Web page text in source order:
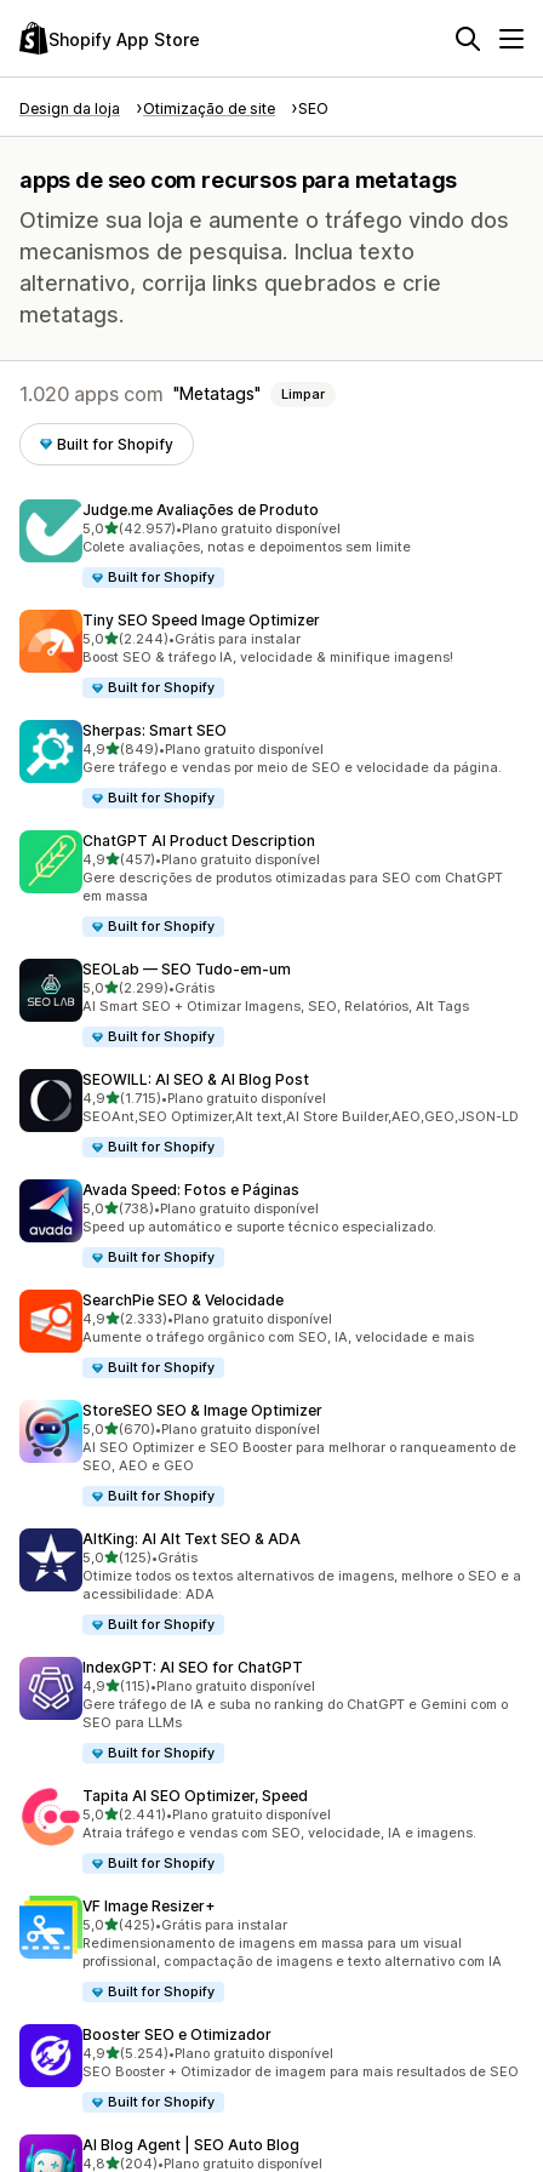
Shopify App Store
Design da loja Otimização de site SEO
apps de seo com recursos para metatags
Otimize sua loja e aumente o tráfego vindo dos
mecanismos de pesquisa. Inclua texto
alternativo, corrija links quebrados e crie
metatags.
1.020 apps com Metatags Limpar
Built for Shopify
Judge.me Avaliações de Produto
5,0de 5 estrelas
(42.957)
42957 avaliações ao todo
•Plano gratuito disponível
Colete avaliações, notas e depoimentos sem limite
Built for Shopify
Tiny SEO Speed Image Optimizer
5,0de 5 estrelas
(2.244)
2244 avaliações ao todo
•Grátis para instalar
Boost SEO & tráfego IA, velocidade & minifique imagens!
Built for Shopify
Sherpas: Smart SEO
4,9de 5 estrelas
(849)
849 avaliações ao todo
•Plano gratuito disponível
Gere tráfego e vendas por meio de SEO e velocidade da página.
Built for Shopify
ChatGPT AI Product Description
4,9de 5 estrelas
(457)
457 avaliações ao todo
•Plano gratuito disponível
Gere descrições de produtos otimizadas para SEO com ChatGPT
em massa
Built for Shopify
SEOLab — SEO Tudo‑em‑um
5,0de 5 estrelas
(2.299)
2299 avaliações ao todo
•Grátis
AI Smart SEO + Otimizar Imagens, SEO, Relatórios, Alt Tags
Built for Shopify
SEOWILL: AI SEO & AI Blog Post
4,9de 5 estrelas
(1.715)
1715 avaliações ao todo
•Plano gratuito disponível
SEOAnt,SEO Optimizer,Alt text,AI Store Builder,AEO,GEO,JSON-LD
Built for Shopify
Avada Speed: Fotos e Páginas
5,0de 5 estrelas
(738)
738 avaliações ao todo
•Plano gratuito disponível
Speed up automático e suporte técnico especializado.
Built for Shopify
SearchPie SEO & Velocidade
4,9de 5 estrelas
(2.333)
2333 avaliações ao todo
•Plano gratuito disponível
Aumente o tráfego orgânico com SEO, IA, velocidade e mais
Built for Shopify
StoreSEO SEO & Image Optimizer
5,0de 5 estrelas
(670)
670 avaliações ao todo
•Plano gratuito disponível
AI SEO Optimizer e SEO Booster para melhorar o ranqueamento de
SEO, AEO e GEO
Built for Shopify
AltKing: AI Alt Text SEO & ADA
5,0de 5 estrelas
(125)
125 avaliações ao todo
•Grátis
Otimize todos os textos alternativos de imagens, melhore o SEO e a
acessibilidade: ADA
Built for Shopify
IndexGPT: AI SEO for ChatGPT
4,9de 5 estrelas
(115)
115 avaliações ao todo
•Plano gratuito disponível
Gere tráfego de IA e suba no ranking do ChatGPT e Gemini com o
SEO para LLMs
Built for Shopify
Tapita AI SEO Optimizer, Speed
5,0de 5 estrelas
(2.441)
2441 avaliações ao todo
•Plano gratuito disponível
Atraia tráfego e vendas com SEO, velocidade, IA e imagens.
Built for Shopify
VF Image Resizer+
5,0de 5 estrelas
(425)
425 avaliações ao todo
•Grátis para instalar
Redimensionamento de imagens em massa para um visual
profissional, compactação de imagens e texto alternativo com IA
Built for Shopify
Booster SEO e Otimizador
4,9de 5 estrelas
(5.254)
5254 avaliações ao todo
•Plano gratuito disponível
SEO Booster + Otimizador de imagem para mais resultados de SEO
Built for Shopify
AI Blog Agent | SEO Auto Blog
4,8de 5 estrelas
(204)•Plano gratuito disponível